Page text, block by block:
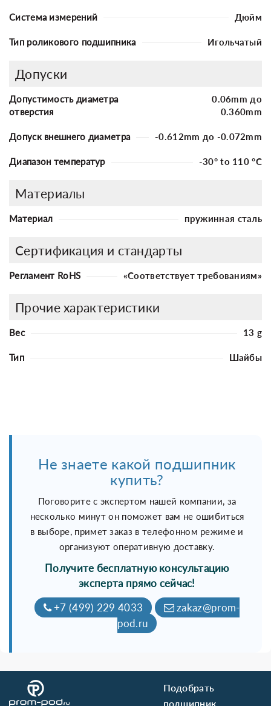
Система измерений Дюйм
Тип роликового подшипника Игольчатый
Допуски
Допустимость диаметра
отверстия
0.06mm до
0.360mm
Допуск внешнего диаметра -0.612mm до -0.072mm
Диапазон температур -30° to 110 °C
Материалы
Материал пружинная сталь
Сертификация и стандарты
Регламент RoHS «Соответствует требованиям»
Прочие характеристики
Вес 13 g
Тип Шайбы
Не знаете какой подшипник
купить?
Поговорите с экспертом нашей компании, за
несколько минут он поможет вам не ошибиться
в выборе, примет заказ в телефонном режиме и
организуют оперативную доставку.
Получите бесплатную консультацию
эксперта прямо сейчас!
+7 (499) 229 4033
zakaz@prom-
pod.ru
Подобрать
подшипник